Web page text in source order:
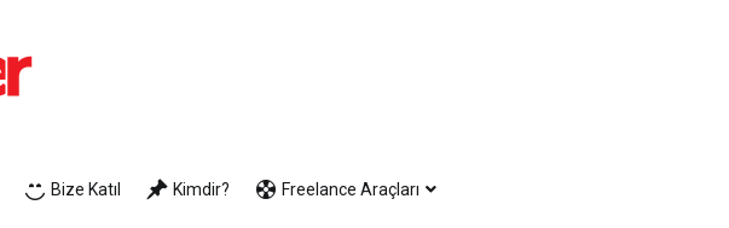
Bize Katıl Kimdir? Freelance Araçları